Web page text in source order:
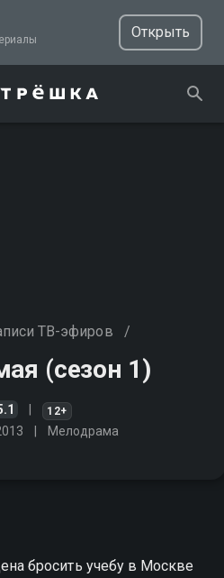
и сериалы
Открыть
ТВ-эфиров /
(сезон 1)
12+
Мелодрама
бросить учебу в Москве